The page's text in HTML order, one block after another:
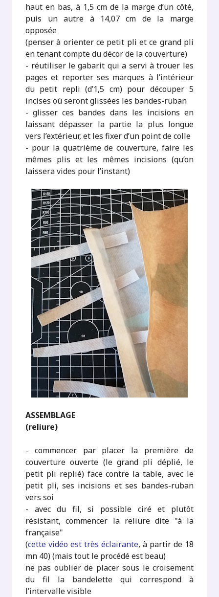
haut en bas, à 1,5 cm de la marge d’un côté,
puis un autre à 14,07 cm de la marge
opposée
(penser à orienter ce petit pli et ce grand pli
en tenant compte du décor de la couverture)
- réutiliser le gabarit qui a servi à trouer les
pages et reporter ses marques à l’intérieur
du petit repli (d’1,5 cm) pour découper 5
incises où seront glissées les bandes-ruban
- glisser ces bandes dans les incisions en
laissant dépasser la partie la plus longue
vers l’extérieur, et les fixer d’un point de colle
- pour la quatrième de couverture, faire les
mêmes plis et les mêmes incisions (qu’on
laissera vides pour l’instant)
ASSEMBLAGE
(reliure)
- commencer par placer la première de
couverture ouverte (le grand pli déplié, le
petit pli replié) face contre la table, avec le
petit pli, ses incisions et ses bandes-ruban
vers soi
- avec du fil, si possible ciré et plutôt
résistant, commencer la reliure dite "à la
française"
(cette vidéo est très éclairante, à partir de 18
mn 40) (mais tout le procédé est beau)
ne pas oublier de placer sous le croisement
du fil la bandelette qui correspond à
l’intervalle visible